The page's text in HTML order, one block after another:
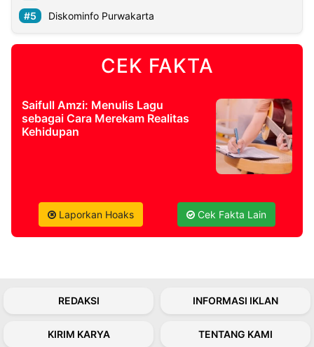
2026
Diskominfo Purwakarta
CEK FAKTA
Saifull Amzi: Menulis Lagu
sebagai Cara Merekam Realitas
Kehidupan
Laporkan Hoaks Cek Fakta Lain
REDAKSI INFORMASI IKLAN
KIRIM KARYA TENTANG KAMI